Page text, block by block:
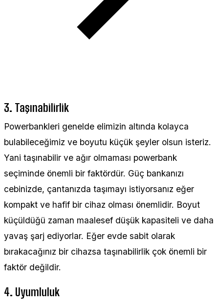
3. Taşınabilirlik
Powerbankleri genelde elimizin altında kolayca
bulabileceğimiz ve boyutu küçük şeyler olsun isteriz.
Yani taşınabilir ve ağır olmaması powerbank
seçiminde önemli bir faktördür. Güç bankanızı
cebinizde, çantanızda taşımayı istiyorsanız eğer
kompakt ve hafif bir cihaz olması önemlidir. Boyut
küçüldüğü zaman maalesef düşük kapasiteli ve daha
yavaş şarj ediyorlar. Eğer evde sabit olarak
bırakacağınız bir cihazsa taşınabilirlik çok önemli bir
faktör değildir.
4. Uyumluluk